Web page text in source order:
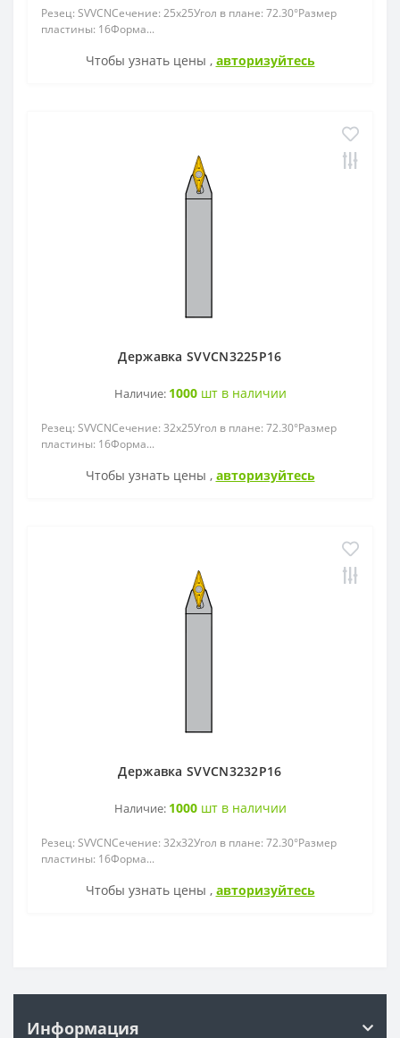
Резец: SVVСNСечение: 25x25Угол в плане: 72.30°Размер
пластины: 16Форма...
Чтобы узнать цены , авторизуйтесь
Державка SVVCN3225P16
Наличие: 1000шт в наличии
Резец: SVVСNСечение: 32x25Угол в плане: 72.30°Размер
пластины: 16Форма...
Чтобы узнать цены , авторизуйтесь
Державка SVVCN3232P16
Наличие: 1000шт в наличии
Резец: SVVСNСечение: 32x32Угол в плане: 72.30°Размер
пластины: 16Форма...
Чтобы узнать цены , авторизуйтесь
Информация